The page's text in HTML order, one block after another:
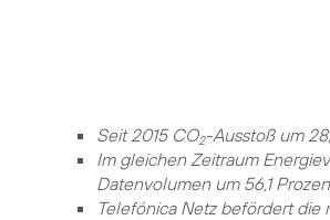
Seit 2015 CO2-Ausstoß um
Im gleichen Zeitraum
Datenvolumen um 56,1
Telefónica Netz befördert die